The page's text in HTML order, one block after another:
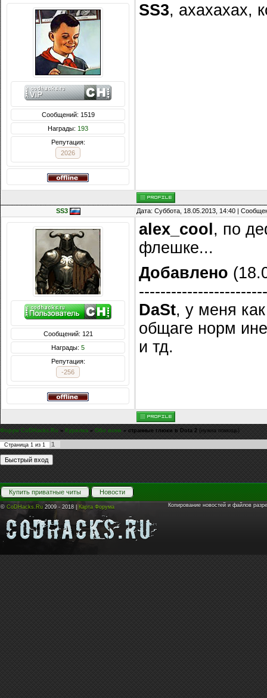
Сообщений: 1519
Награды: 193
Репутация:
2026
SS3, ахахахах,
SS3 Дата: Суббота, 18.05.2013, 14:40 |
Сообщений: 121
Награды: 5
Репутация:
-256
alex_cool , по
флешке...
Добавлено
DaSt, у меня
общаге норм
и тд.
Форум CoDHacks.Ru » Курилка » Обо всем » странные глюки в Dota 2 (нужна помощь)
Страница 1 из 1 1
Купить приватные читы Новости
© CoDHacks.Ru 2009 - 2018 | Карта Форума Копирование новостей и файлов